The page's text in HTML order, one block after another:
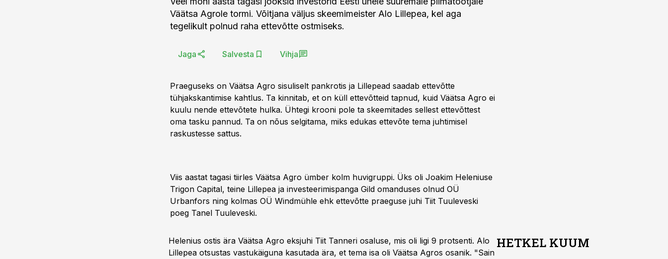
Väätsa Agrole tormi. Võitjana väljus skeemimeister Alo Lillepea, kel aga
tegelikult polnud raha ettevõtte ostmiseks.
Jaga Salvesta Vihja
Praeguseks on Väätsa Agro sisuliselt pankrotis ja Lillepead saadab ettevõtte
tühjakskantimise kahtlus. Ta kinnitab, et on küll ettevõtteid tapnud, kuid Väätsa Agro ei
kuulu nende ettevõtete hulka. Ühtegi krooni pole ta skeemitades sellest ettevõttest
oma tasku pannud. Ta on nõus selgitama, miks edukas ettevõte tema juhtimisel
raskustesse sattus.
Viis aastat tagasi tiirles Väätsa Agro ümber kolm huvigruppi. Üks oli Joakim Heleniuse
Trigon Capital, teine Lillepea ja investeerimispanga Gild omanduses olnud OÜ
Urbanfors ning kolmas OÜ Windmühle ehk ettevõtte praeguse juhi Tiit Tuuleveski
poeg Tanel Tuuleveski.
Helenius ostis ära Väätsa Agro eksjuhi Tiit Tanneri osaluse, mis oli ligi 9 protsenti. Alo
Lillepea otsustas vastukäiguna kasutada ära, et tema isa oli Väätsa Agros osanik. "Sain
HETKEL KUUM